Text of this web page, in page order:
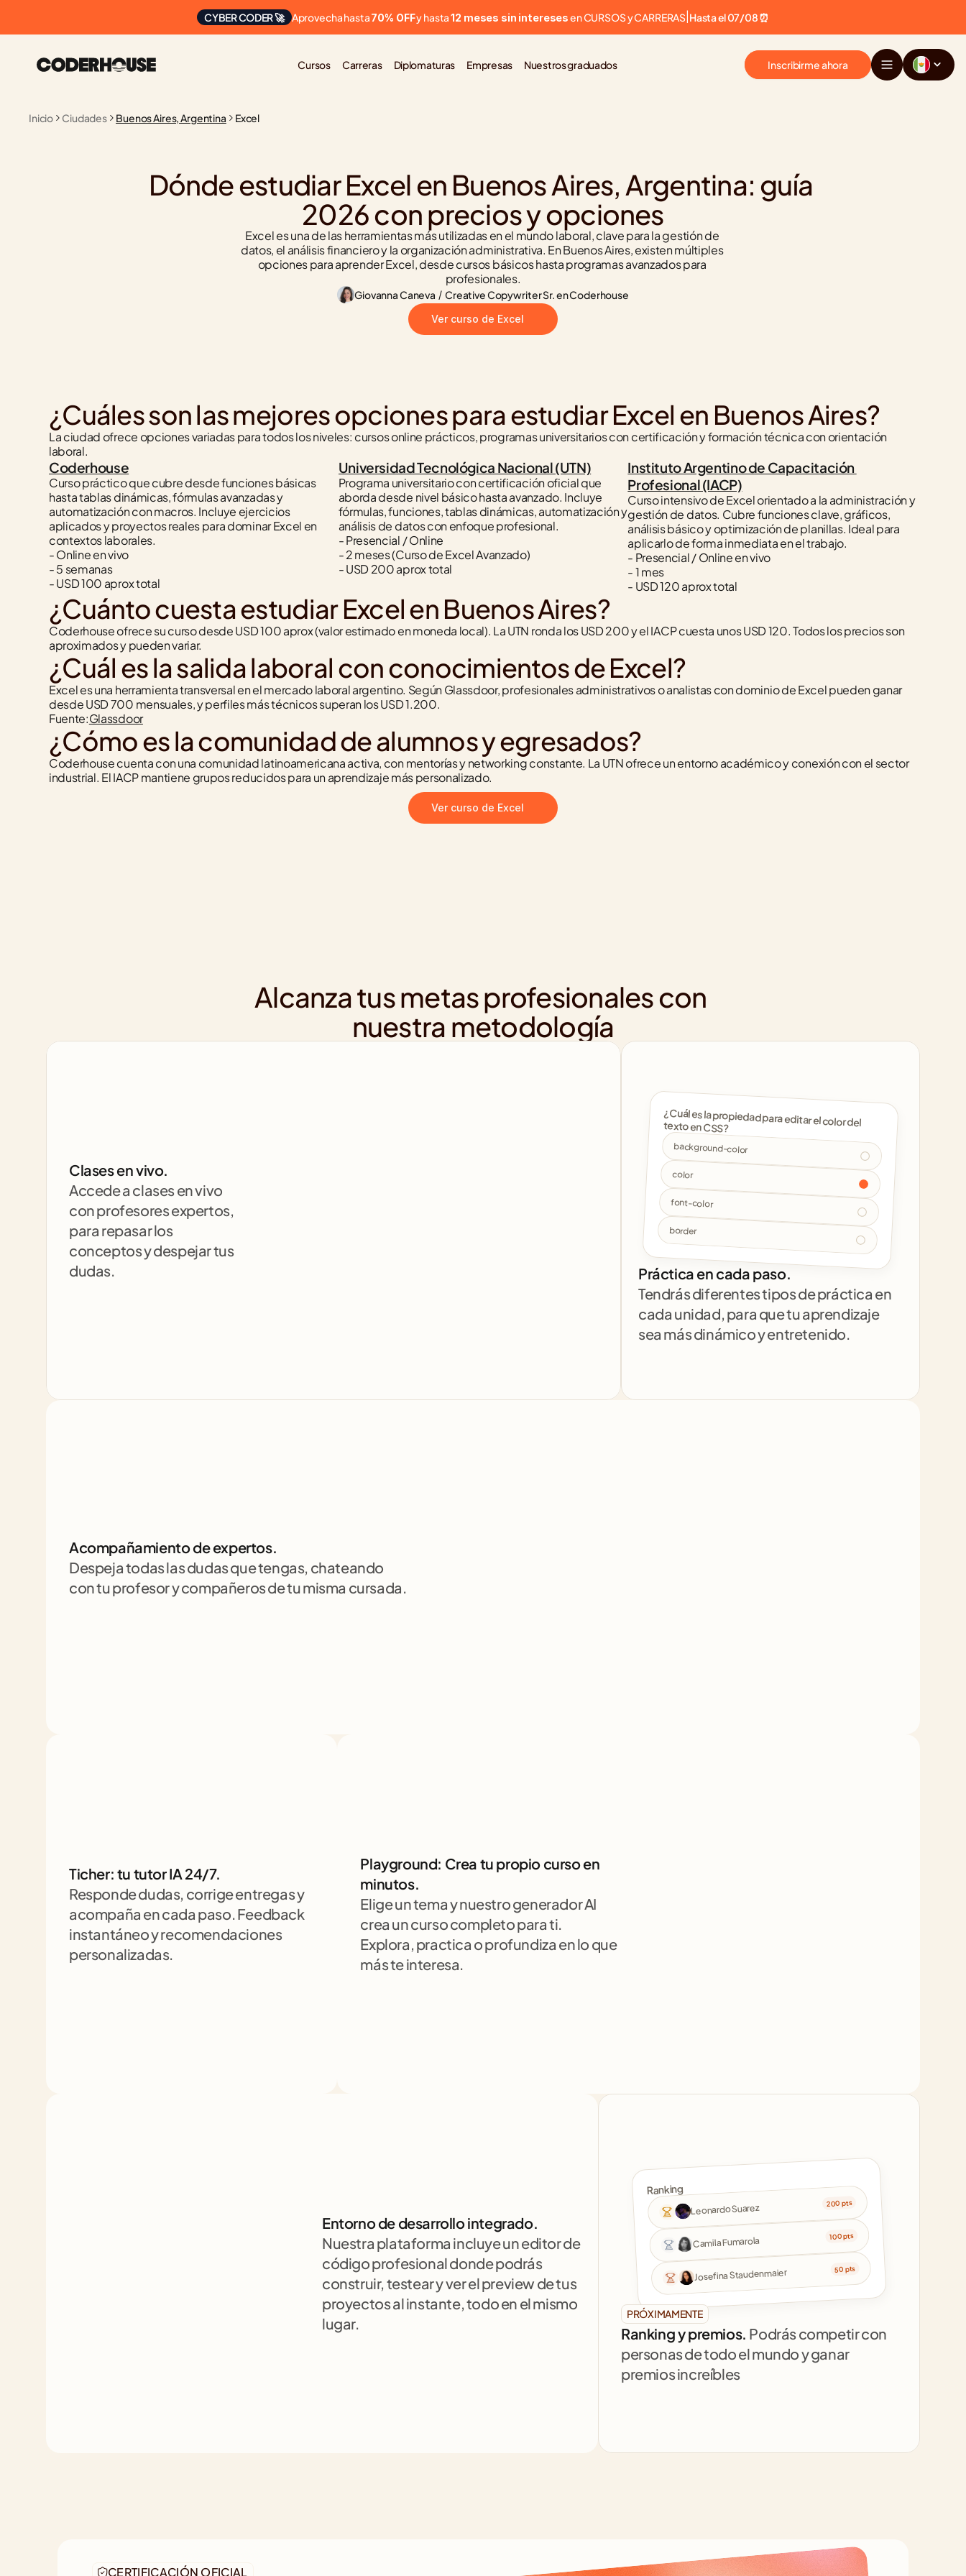
CYBER CODER 🚀 Aprovecha hasta 70% OFF y hasta 12 meses sin intereses en CURSOS y CARRERAS Hasta el 07/08 ⏰
Cursos Carreras Diplomaturas Empresas Nuestros graduados Inscribirme ahora
Inicio Ciudades Buenos Aires, Argentina Excel
Dónde estudiar Excel en Buenos Aires, Argentina: guía
2026 con precios y opciones
Excel es una de las herramientas más utilizadas en el mundo laboral, clave para la gestión de
datos, el análisis financiero y la organización administrativa. En Buenos Aires, existen múltiples
opciones para aprender Excel, desde cursos básicos hasta programas avanzados para
profesionales.
Giovanna Caneva / Creative Copywriter Sr. en Coderhouse
Ver curso de Excel
¿Cuáles son las mejores opciones para estudiar Excel en Buenos Aires?
La ciudad ofrece opciones variadas para todos los niveles: cursos online prácticos, programas universitarios con certificación y formación técnica con orientación
laboral.
Coderhouse
Curso práctico que cubre desde funciones básicas
hasta tablas dinámicas, fórmulas avanzadas y
automatización con macros. Incluye ejercicios
aplicados y proyectos reales para dominar Excel en
contextos laborales.
- Online en vivo
- 5 semanas
- USD 100 aprox total
Universidad Tecnológica Nacional (UTN)
Programa universitario con certificación oficial que
aborda desde nivel básico hasta avanzado. Incluye
fórmulas, funciones, tablas dinámicas, automatización y
análisis de datos con enfoque profesional.
- Presencial / Online
- 2 meses (Curso de Excel Avanzado)
- USD 200 aprox total
Instituto Argentino de Capacitación
Profesional (IACP)
Curso intensivo de Excel orientado a la administración y
gestión de datos. Cubre funciones clave, gráficos,
análisis básico y optimización de planillas. Ideal para
aplicarlo de forma inmediata en el trabajo.
- Presencial / Online en vivo
- 1 mes
- USD 120 aprox total
¿Cuánto cuesta estudiar Excel en Buenos Aires?
Coderhouse ofrece su curso desde USD 100 aprox (valor estimado en moneda local). La UTN ronda los USD 200 y el IACP cuesta unos USD 120. Todos los precios son
aproximados y pueden variar.
¿Cuál es la salida laboral con conocimientos de Excel?
Excel es una herramienta transversal en el mercado laboral argentino. Según Glassdoor, profesionales administrativos o analistas con dominio de Excel pueden ganar
desde USD 700 mensuales, y perfiles más técnicos superan los USD 1.200.
Fuente:Glassdoor
¿Cómo es la comunidad de alumnos y egresados?
Coderhouse cuenta con una comunidad latinoamericana activa, con mentorías y networking constante. La UTN ofrece un entorno académico y conexión con el sector
industrial. El IACP mantiene grupos reducidos para un aprendizaje más personalizado.
Ver curso de Excel
Alcanza tus metas profesionales con
nuestra metodología
Clases en vivo.
Accede a clases en vivo
con profesores expertos,
para repasar los
conceptos y despejar tus
dudas.
texto en CSS?
background-color
color
font-color
border
Práctica en cada paso.
Tendrás diferentes tipos de práctica en
cada unidad, para que tu aprendizaje
sea más dinámico y entretenido.
Acompañamiento de expertos.
Despeja todas las dudas que tengas, chateando
con tu profesor y compañeros de tu misma cursada.
Ticher: tu tutor IA 24/7.
Responde dudas, corrige entregas y
acompaña en cada paso. Feedback
instantáneo y recomendaciones
personalizadas.
Playground: Crea tu propio curso en
minutos.
Elige un tema y nuestro generador AI
crea un curso completo para ti.
Explora, practica o profundiza en lo que
más te interesa.
Entorno de desarrollo integrado.
Nuestra plataforma incluye un editor de
código profesional donde podrás
construir, testear y ver el preview de tus
proyectos al instante, todo en el mismo
lugar.
Ranking
Leonardo Suarez 200 pts
Camila Fumarola 100 pts
Josefina Staudenmaier 50 pts
PRÓXIMAMENTE
Ranking y premios. Podrás competir con
personas de todo el mundo y ganar
premios increíbles
CERTIFICACIÓN OFICIAL